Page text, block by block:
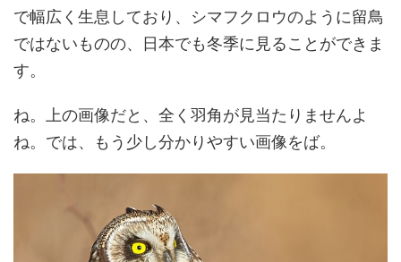
で幅広く生息しており、シマフクロウのように留鳥
ではないものの、日本でも冬季に見ることができま
す。
ね。上の画像だと、全く羽角が見当たりませんよ
ね。では、もう少し分かりやすい画像をば。